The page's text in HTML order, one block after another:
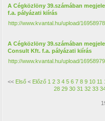
A Cégközlöny 39.számában
f.a. pályázati kiírás
http://www.kvantal.hu/upload/
A Cégközlöny 39.számában
Consult Kft. f.a. pályázati kiírás
http://www.kvantal.hu/upload/
<< Első< Előző 1 2 3 4 5 6 7 8 9 10 11
28 29 30 31 32 33